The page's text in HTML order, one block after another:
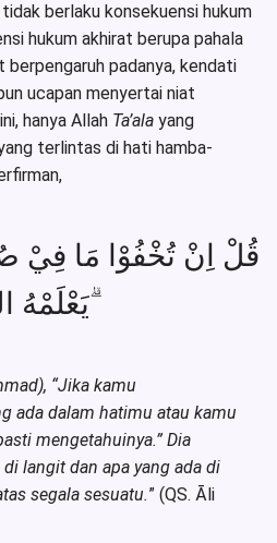
berlaku konsekuensi hukum
hukum akhirat berupa pahala
berpengaruh padanya, kendati
ucapan menyertai niat
hanya Allah Ta’ala yang
terlintas di hati hamba-
قُلْ اِنْ تُخْفُوْا مَا فِيْ
يَعْلَمْهُ اللّٰهُ ۗ
“Jika kamu
ada dalam hatimu atau kamu
mengetahuinya.” Dia
langit dan apa yang ada di
segala sesuatu.” (QS. Āli